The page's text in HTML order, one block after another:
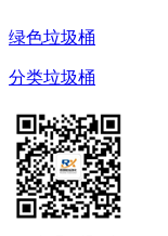
绿色垃圾桶
分类垃圾桶